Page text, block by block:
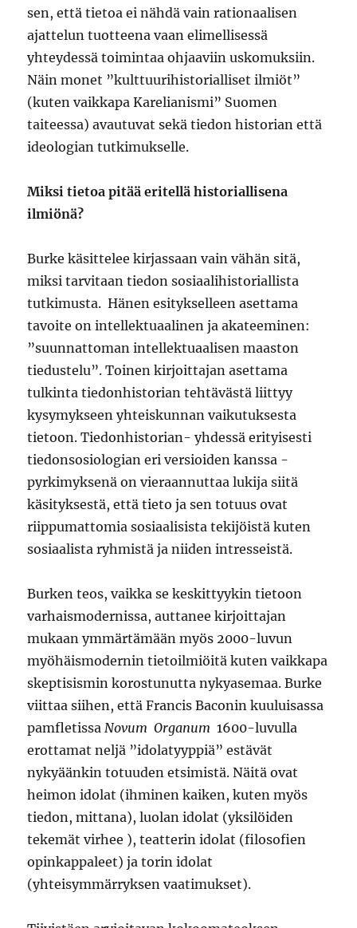
sen, että tietoa ei nähdä vain rationaalisen
ajattelun tuotteena vaan elimellisessä
yhteydessä toimintaa ohjaaviin uskomuksiin.
Näin monet ”kulttuurihistorialliset ilmiöt”
(kuten vaikkapa Karelianismi” Suomen
taiteessa) avautuvat sekä tiedon historian että
ideologian tutkimukselle.
Miksi tietoa pitää eritellä historiallisena
ilmiönä?
Burke käsittelee kirjassaan vain vähän sitä,
miksi tarvitaan tiedon sosiaalihistoriallista
tutkimusta. Hänen esitykselleen asettama
tavoite on intellektuaalinen ja akateeminen:
”suunnattoman intellektuaalisen maaston
tiedustelu”. Toinen kirjoittajan asettama
tulkinta tiedonhistorian tehtävästä liittyy
kysymykseen yhteiskunnan vaikutuksesta
tietoon. Tiedonhistorian- yhdessä erityisesti
tiedonsosiologian eri versioiden kanssa -
pyrkimyksenä on vieraannuttaa lukija siitä
käsityksestä, että tieto ja sen totuus ovat
riippumattomia sosiaalisista tekijöistä kuten
sosiaalista ryhmistä ja niiden intresseistä.
Burken teos, vaikka se keskittyykin tietoon
varhaismodernissa, auttanee kirjoittajan
mukaan ymmärtämään myös 2000-luvun
myöhäismodernin tietoilmiöitä kuten vaikkapa
skeptisismin korostunutta nykyasemaa. Burke
viittaa siihen, että Francis Baconin kuuluisassa
pamfletissaNovum Organum 1600-luvulla
erottamat neljä ”idolatyyppiä” estävät
nykyäänkin totuuden etsimistä. Näitä ovat
heimon idolat (ihminen kaiken, kuten myös
tiedon, mittana), luolan idolat (yksilöiden
tekemät virhee ), teatterin idolat (filosofien
opinkappaleet) ja torin idolat
(yhteisymmärryksen vaatimukset).